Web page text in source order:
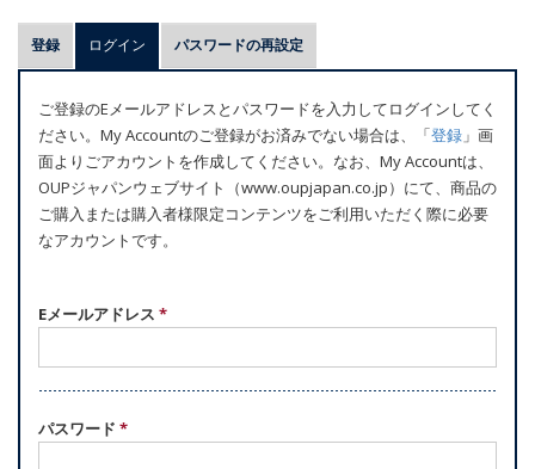
プ
ラ
マ
リ
ー
タ
ブ
登録 ログイン (アクティブなタブ)
パスワードの再設定
ご登録のEメールアドレスとパスワードを入力してログインしてく
ださい。My Accountのご登録がお済みでない場合は、「登録 」画
面よりごアカウントを作成してください。なお、My Accountは、
OUPジャパンウェブサイト（www.oupjapan.co.jp）にて、商品の
ご購入または購入者様限定コンテンツをご利用いただく際に必要
なアカウントです。
Eメールアドレス *
パスワード *